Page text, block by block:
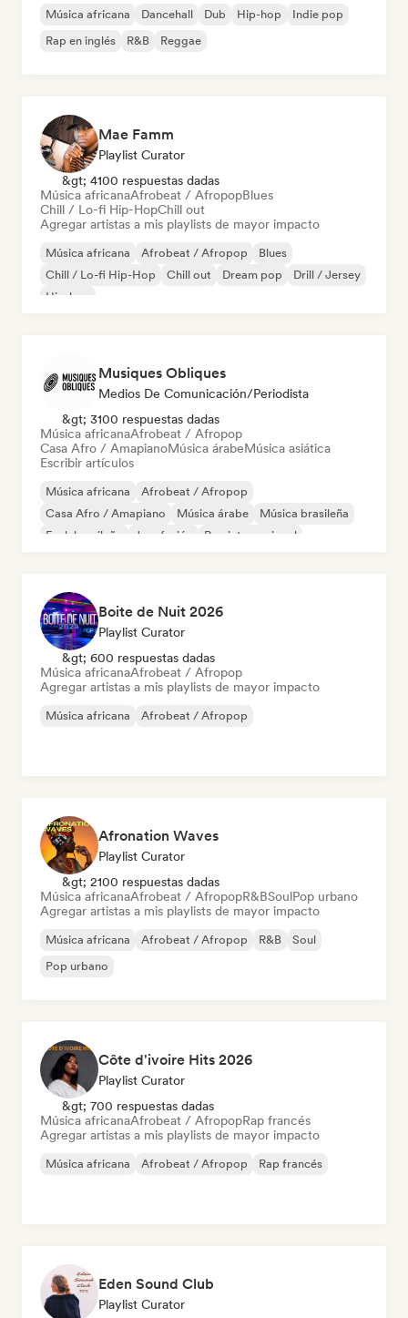
Música africana Dancehall Dub Hip-hop
Indie pop
Rap en inglés
R&B Reggae
Mae Famm
Playlist Curator
&gt; 4100 respuestas dadas
Música africanaAfrobeat / AfropopBlues
Chill / Lo-fi Hip-HopChill out
Agregar artistas a mis playlists de mayor impacto
Música africana Afrobeat / Afropop
Blues
Chill / Lo-fi Hip-Hop
Chill out Dream pop
Drill / Jersey
Hip-hop
Musiques Obliques
Medios De Comunicación/Periodista
&gt; 3100 respuestas dadas
Música africanaAfrobeat / Afropop
Casa Afro / AmapianoMúsica árabeMúsica asiática
Escribir artículos
Música africana
Afrobeat / Afropop
Casa Afro / Amapiano
Música árabe
Música brasileña
Funk brasileño
Jazz fusión Rap internacional
Boite de Nuit 2026
Playlist Curator
&gt; 600 respuestas dadas
Música africanaAfrobeat / Afropop
Agregar artistas a mis playlists de mayor impacto
Música africana Afrobeat / Afropop
Afronation Waves
Playlist Curator
&gt; 2100 respuestas dadas
Música africanaAfrobeat / AfropopR&BSoulPop urbano
Agregar artistas a mis playlists de mayor impacto
Música africana Afrobeat / Afropop R&B
Soul
Pop urbano
Côte d'ivoire Hits 2026
Playlist Curator
&gt; 700 respuestas dadas
Música africanaAfrobeat / AfropopRap francés
Agregar artistas a mis playlists de mayor impacto
Música africana Afrobeat / Afropop Rap francés
Eden Sound Club
Playlist Curator